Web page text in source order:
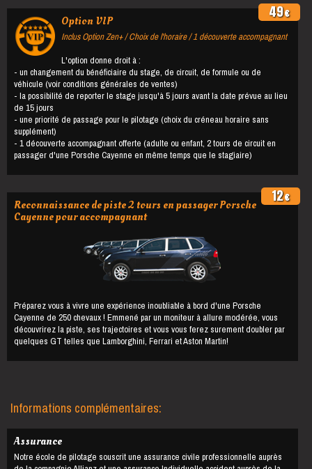
Option VIP
49€
Inclus Option Zen+ / Choix de l'horaire / 1 découverte accompagnant
L'option donne droit à :
- un changement du bénéficiaire du stage, de circuit, de formule ou de
véhicule (voir conditions générales de ventes)
- la possibilité de reporter le stage jusqu'à 5 jours avant la date prévue au lieu
de 15 jours
- une priorité de passage pour le pilotage (choix du créneau horaire sans
supplément)
- 1 découverte accompagnant offerte (adulte ou enfant, 2 tours de circuit en
passager d'une Porsche Cayenne en même temps que le stagiaire)
Reconnaissance de piste 2 tours en passager Porsche
Cayenne pour accompagnant
12€
Préparez vous à vivre une expérience inoubliable à bord d'une Porsche
Cayenne de 250 chevaux ! Emmené par un moniteur à allure modérée, vous
découvrirez la piste, ses trajectoires et vous vous ferez surement doubler par
quelques GT telles que Lamborghini, Ferrari et Aston Martin!
Informations complémentaires:
Assurance
Notre école de pilotage souscrit une assurance civile professionnelle auprès